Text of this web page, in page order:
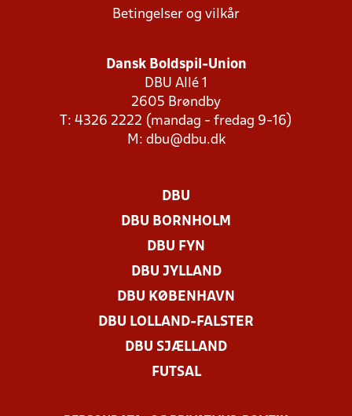
Betingelser og vilkår
Dansk Boldspil-Union
DBU Allé 1
2605 Brøndby
T: 4326 2222 (mandag - fredag 9-16)
M: dbu@dbu.dk
DBU
DBU BORNHOLM
DBU FYN
DBU JYLLAND
DBU KØBENHAVN
DBU LOLLAND-FALSTER
DBU SJÆLLAND
FUTSAL